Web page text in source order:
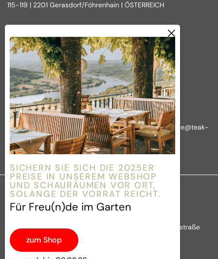
115-119 | 2201 Gerasdorf/Föhrenhain | ÖSTERREICH
Impressum
Datenschutz
AGB
Widerrufsbelehrung
Loungegruppen
Essgruppen
Outdoor Kitchen
Tische
Über das Unternehmen
Wir nehmen Ihre Anliegen ernst!
Rückfragen, Reklamationen und sonstige Anliegen:office@teak-
it.at
Link zu
ODR
© 2026 | Teak-It & more Gartenmöbel GmbH | Brünnerstraße
115-119 | 2201 Gerasdorf/Föhrenhain | Österreich
SICHERN SIE SICH DIE 2025ER
PREISE IN UNSEREM WEBSHOP
UND SCHAURÄUMEN VOR ORT,
SOLANGE DER VORRAT REICHT.
Für Freu(n)de im Garten
zum Shop